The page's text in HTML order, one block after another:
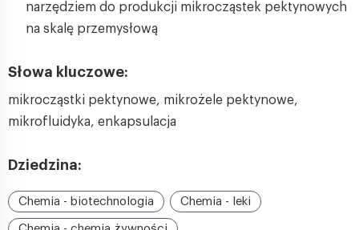
narzędziem do produkcji mikrocząstek pektynowych
na skalę przemysłową
Słowa kluczowe:
mikrocząstki pektynowe, mikrożele pektynowe,
mikrofluidyka, enkapsulacja
Dziedzina:
Chemia - biotechnologia Chemia - leki